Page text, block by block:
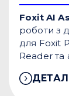
Foxit AI
роботи з
для Foxit
Reader та